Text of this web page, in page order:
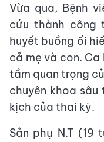
Vừa qua, Bệnh
cứu thành công
huyết buồng ối
cả mẹ và con.
tầm quan trọng
chuyên khoa sâu
kịch của thai kỳ.
Sản phụ N.T (19